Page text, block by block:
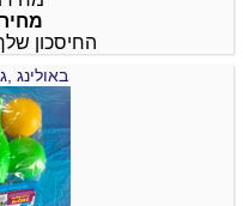
החיסכון שלך: 2.10 ש"ח
באולינג